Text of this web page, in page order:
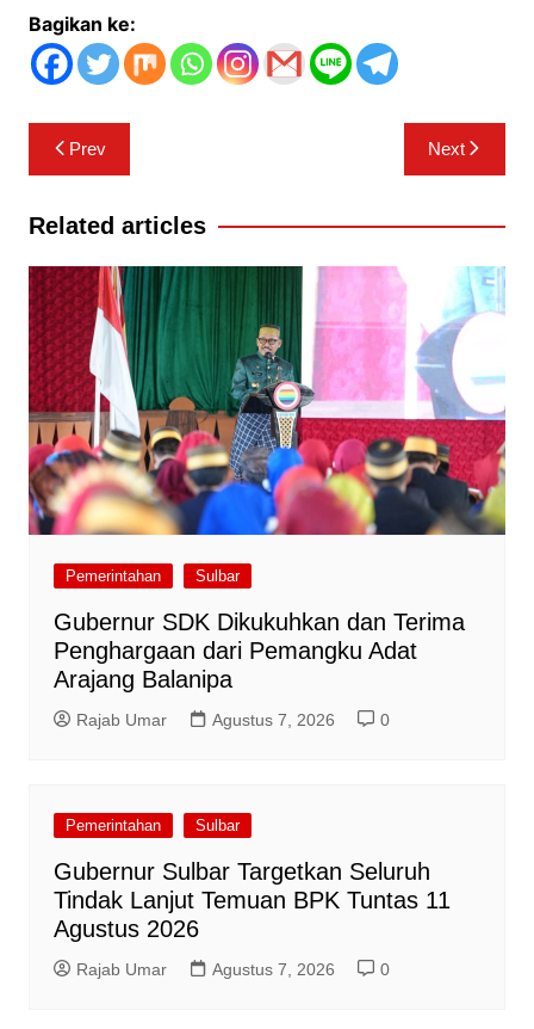
Bagikan ke:
Navigasi
pos
Prev Next
Related articles
Pemerintahan Sulbar
Gubernur SDK Dikukuhkan dan Terima
Penghargaan dari Pemangku Adat
Arajang Balanipa
Rajab Umar Agustus 7, 2026 0
Pemerintahan Sulbar
Gubernur Sulbar Targetkan Seluruh
Tindak Lanjut Temuan BPK Tuntas 11
Agustus 2026
Rajab Umar Agustus 7, 2026 0